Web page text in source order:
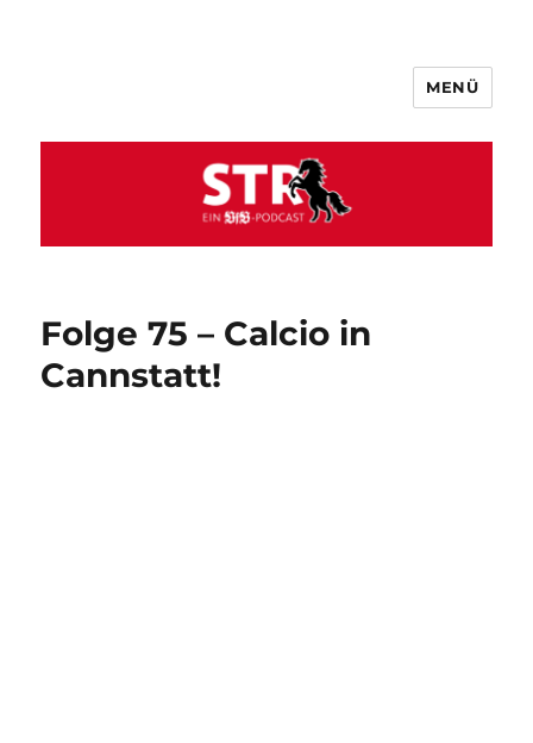
MENÜ
Folge 75 – Calcio in
Cannstatt!